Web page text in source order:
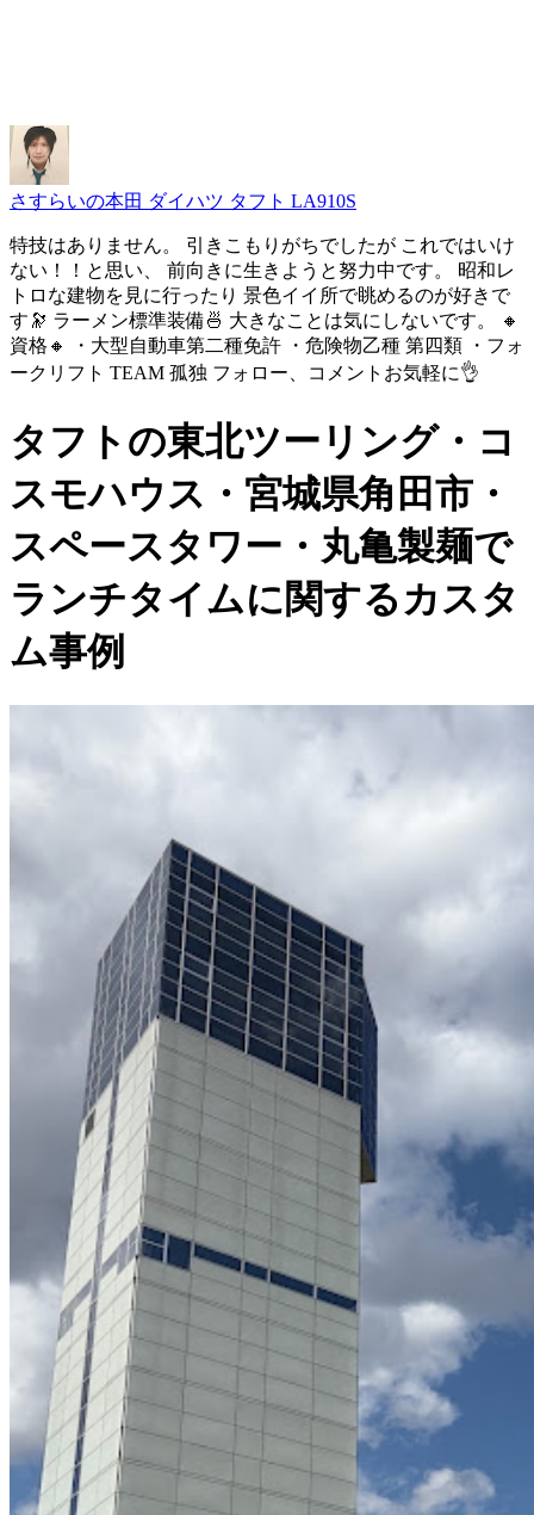
さすらいの本田 ダイハツ タフト LA910S
特技はありません。 引きこもりがちでしたが これではいけ
ない！！と思い、 前向きに生きようと努力中です。 昭和レ
トロな建物を見に行ったり 景色イイ所で眺めるのが好きで
す🔭 ラーメン標準装備🍜 大きなことは気にしないです。 🔸
資格🔸 ・大型自動車第二種免許 ・危険物乙種 第四類 ・フォ
ークリフト TEAM 孤独 フォロー、コメントお気軽に👌
タフトの東北ツーリング・コ
スモハウス・宮城県角田市・
スペースタワー・丸亀製麺で
ランチタイムに関するカスタ
ム事例